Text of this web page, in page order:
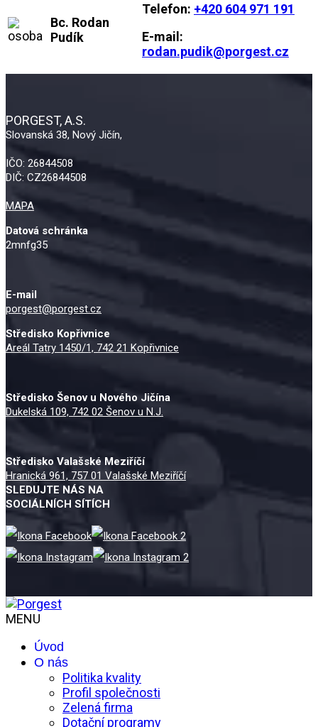
Bc. Rodan
Pudík
Telefon: +420 604 971 191
E-mail:
rodan.pudik@porgest.cz
PORGEST, A.S.
Slovanská 38, Nový Jičín,
IČO: 26844508
DIČ: CZ26844508
MAPA
Datová schránka
2mnfg35
E-mail
porgest@porgest.cz
Středisko Kopřivnice
Areál Tatry 1450/1, 742 21 Kopřivnice
Středisko Šenov u Nového Jičína
Dukelská 109, 742 02 Šenov u N.J.
Středisko Valašské Meziříčí
Hranická 961, 757 01 Valašské Meziříčí
SLEDUJTE NÁS NA
SOCIÁLNÍCH SÍTÍCH
MENU
Úvod
O nás
Politika kvality
Profil společnosti
Zelená firma
Dotační programy